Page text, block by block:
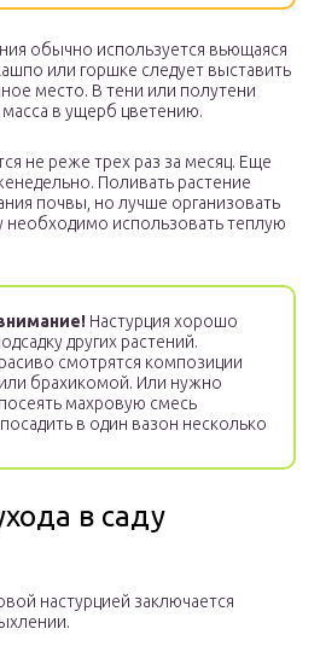
обычно используется вьющаяся
или горшке следует выставить
место. В тени или полутени
масса в ущерб цветению.
не реже трех раз за месяц. Еще
Поливать растение
почвы, но лучше организовать
необходимо использовать теплую
Настурция хорошо
других растений.
смотрятся композиции
брахикомой. Или нужно
махровую смесь
в один вазон несколько
в саду
настурцией заключается